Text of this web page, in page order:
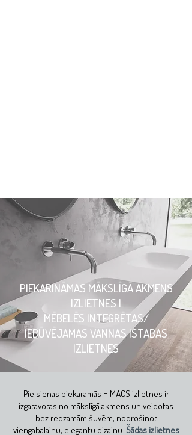
PIEKARINĀMAS MĀKSLĪGĀ AKMENS
IZLIETNES |
MĒBELĒS INTEGRĒTAS/
IEBŪVĒJAMAS VANNAS ISTABAS
IZLIETNES
Pie sienas piekaramās HIMACS izlietnes ir
izgatavotas no mākslīgā akmens un veidotas
bez redzamām šuvēm, nodrošinot
viengabalainu, elegantu dizainu. Šādas izlietnes